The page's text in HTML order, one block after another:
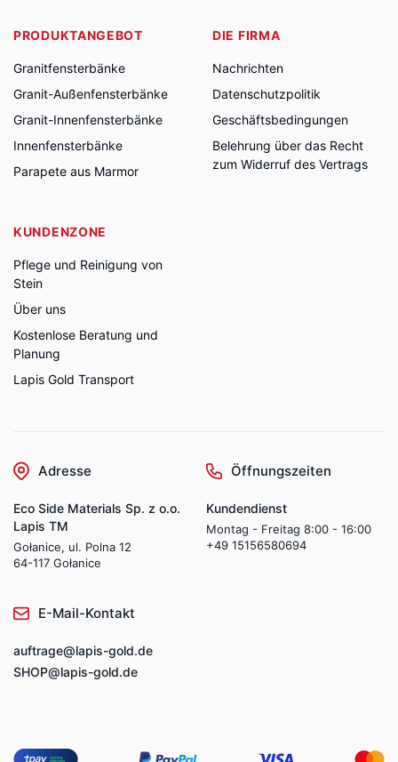
PRODUKTANGEBOT
Granitfensterbänke
Granit-Außenfensterbänke
Granit-Innenfensterbänke
Innenfensterbänke
Parapete aus Marmor
DIE FIRMA
Nachrichten
Datenschutzpolitik
Geschäftsbedingungen
Belehrung über das Recht
zum Widerruf des Vertrags
KUNDENZONE
Pflege und Reinigung von
Stein
Über uns
Kostenlose Beratung und
Planung
Lapis Gold Transport
Adresse
Eco Side Materials Sp. z o.o.
Lapis TM
Gołanice, ul. Polna 12
64-117 Gołanice
Öffnungszeiten
Kundendienst
Montag - Freitag 8:00 - 16:00
+49 15156580694
E-Mail-Kontakt
auftrage@lapis-gold.de
SHOP@lapis-gold.de